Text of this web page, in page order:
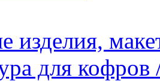
изделия,
для кофров